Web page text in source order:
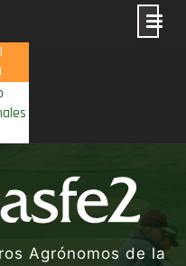
Agrónomos de la